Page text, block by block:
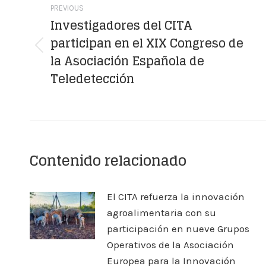
navigation
PREVIOUS
Previous
post:
Investigadores del CITA
participan en el XIX Congreso de
la Asociación Española de
Teledetección
Contenido relacionado
El CITA refuerza la innovación
agroalimentaria con su
participación en nueve Grupos
Operativos de la Asociación
Europea para la Innovación